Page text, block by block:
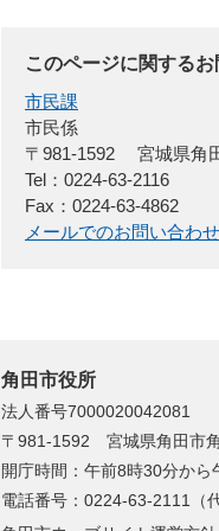
このページに関する
市民課
市民係
〒981-1592
宮城県角
Tel：0224-63-2116
Fax：0224-63-4862
メールでのお問い合わ
角田市役所
法人番号7000020042081
〒981-1592 宮城県角田市
開庁時間：午前8時30分から
電話番号：0224-63-2111（代